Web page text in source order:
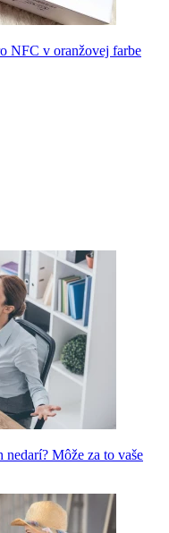
NFC v oranžovej farbe
nedarí? Môže za to vaše